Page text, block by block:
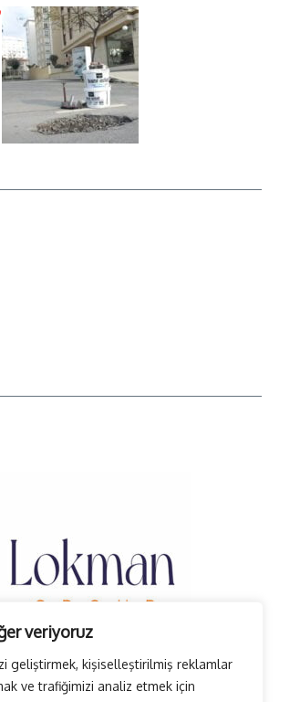
veriyoruz
geliştirmek, kişiselleştirilmiş reklamlar
ve trafiğimizi analiz etmek için
ajansı